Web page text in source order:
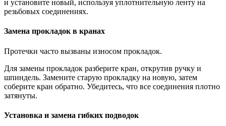
и установите новый, используя уплотнительную ленту на
резьбовых соединениях.
Замена прокладок в кранах
Протечки часто вызваны износом прокладок.
Для замены прокладок разберите кран, открутив ручку и
шпиндель. Замените старую прокладку на новую, затем
соберите кран обратно. Убедитесь, что все соединения плотно
затянуты.
Установка и замена гибких подводок